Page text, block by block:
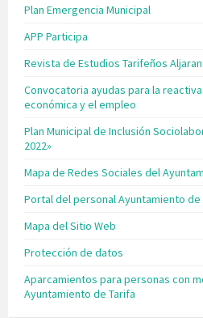
Plan Emergencia Municipal
APP Participa
Revista de Estudios Tarifeños
Convocatoria ayudas para la
económica y el empleo
Plan Municipal de Inclusión
2022»
Mapa de Redes Sociales del
Portal del personal Ayuntamiento de
Mapa del Sitio Web
Protección de datos
Aparcamientos para personas con
Ayuntamiento de Tarifa